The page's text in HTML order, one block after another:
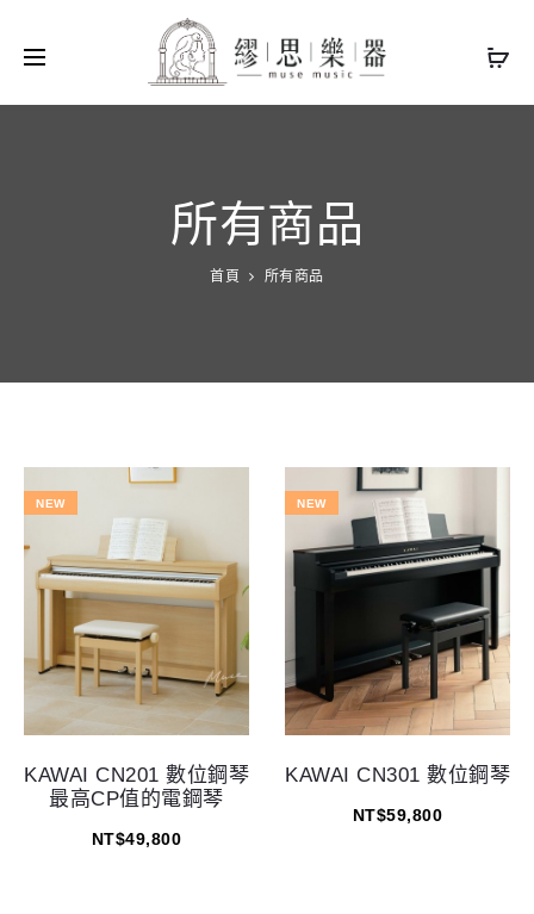
所有商品
首頁 所有商品
NEW
KAWAI CN201 數位鋼琴
最高CP值的電鋼琴
NT$49,800
NEW
KAWAI CN301 數位鋼琴
NT$59,800